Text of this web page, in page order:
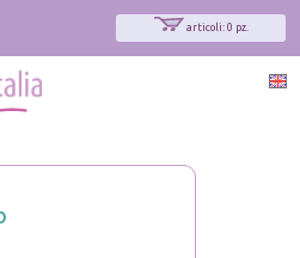
articoli: 0 pz.